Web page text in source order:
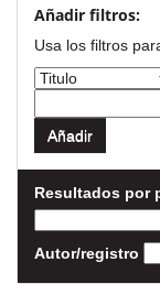
Añadir filtros:
Usa los filtros
Resultados por
Autor/registro